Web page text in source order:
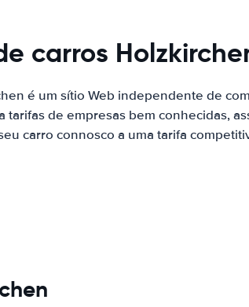
carros
é um sítio Web independente de
tarifas de empresas bem conhecidas,
carro connosco a uma tarifa